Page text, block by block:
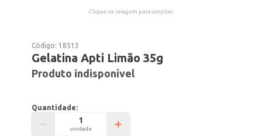
Clique na imagem para ampliar.
Código: 18513
Gelatina Apti Limão 35g
Produto indisponível
Quantidade:
unidade